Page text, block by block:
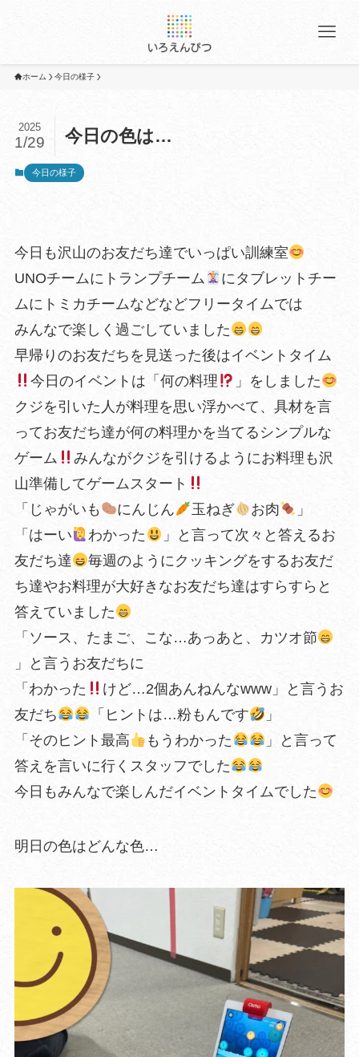
ホーム 今日の様子
今日の色は…
2025
1/29
今日の様子
今日も沢山のお友だち達でいっぱい訓練室
UNOチームにトランプチーム
にタブレットチー
ムにトミカチームなどなどフリータイムでは
みんなで楽しく過ごしていました
早帰りのお友だちを見送った後はイベントタイム
今日のイベントは「何の料理
」をしました
クジを引いた人が料理を思い浮かべて、具材を言
ってお友だち達が何の料理かを当てるシンプルな
ゲーム
みんながクジを引けるようにお料理も沢
山準備してゲームスタート
「じゃがいも
にんじん 玉ねぎ お肉
」
「はーい
わかった
」と言って次々と答えるお
友だち達
毎週のようにクッキングをするお友だ
ち達やお料理が大好きなお友だち達はすらすらと
答えていました
「ソース、たまご、こな…あっあと、カツオ節
」と言うお友だちに
「わかった
けど…2個あんねんなwww」と言うお
友だち
「ヒントは…粉もんです
」
「そのヒント最高
もうわかった
」と言って
答えを言いに行くスタッフでした
今日もみんなで楽しんだイベントタイムでした
明日の色はどんな色…